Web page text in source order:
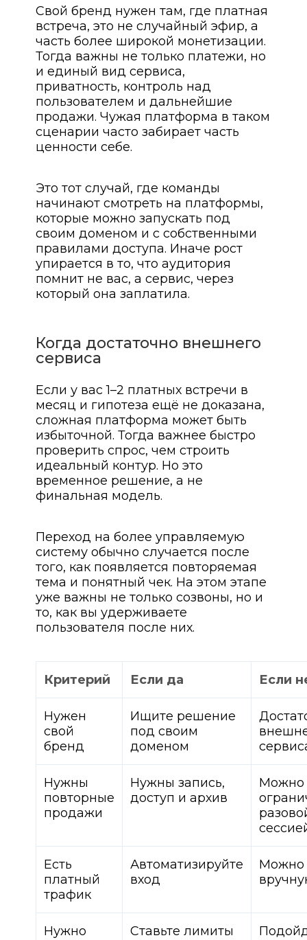
Свой бренд нужен там, где платная
встреча, это не случайный эфир, а
часть более широкой монетизации.
Тогда важны не только платежи, но
и единый вид сервиса,
приватность, контроль над
пользователем и дальнейшие
продажи. Чужая платформа в таком
сценарии часто забирает часть
ценности себе.
Это тот случай, где команды
начинают смотреть на платформы,
которые можно запускать под
своим доменом и с собственными
правилами доступа. Иначе рост
упирается в то, что аудитория
помнит не вас, а сервис, через
который она заплатила.
Когда достаточно внешнего
сервиса
Если у вас 1–2 платных встречи в
месяц и гипотеза ещё не доказана,
сложная платформа может быть
избыточной. Тогда важнее быстро
проверить спрос, чем строить
идеальный контур. Но это
временное решение, а не
финальная модель.
Переход на более управляемую
систему обычно случается после
того, как появляется повторяемая
тема и понятный чек. На этом этапе
уже важны не только созвоны, но и
то, как вы удерживаете
пользователя после них.
Критерий Если да Если
Нужен
свой
бренд
Ищите решение
под своим
доменом
Нужны
повторные
продажи
Нужны запись,
доступ и архив
Можно
Есть
платный
трафик
Автоматизируйте
вход
Можно
Нужно
Ставьте лимиты